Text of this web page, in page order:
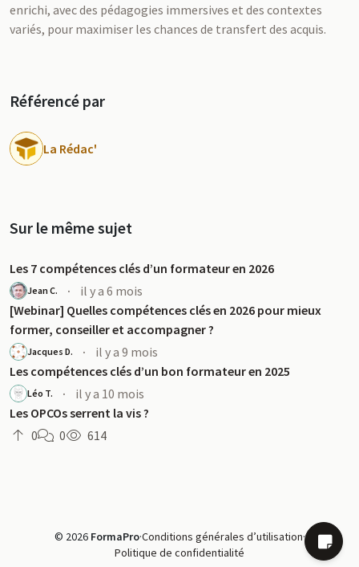
enrichi, avec des pédagogies immersives et des contextes
variés, pour maximiser les chances de transfert des acquis.
Référencé par
La Rédac'
Sur le même sujet
Les 7 compétences clés d’un formateur en 2026
Jean C. ·
il y a 6 mois
[Webinar] Quelles compétences clés en 2026 pour mieux
former, conseiller et accompagner ?
Jacques D. ·
il y a 9 mois
Les compétences clés d’un bon formateur en 2025
Léo T. ·
il y a 10 mois
Les OPCOs serrent la vis ?
0
0 614
© 2026 FormaPro·Conditions générales d’utilisation·
Politique de confidentialité